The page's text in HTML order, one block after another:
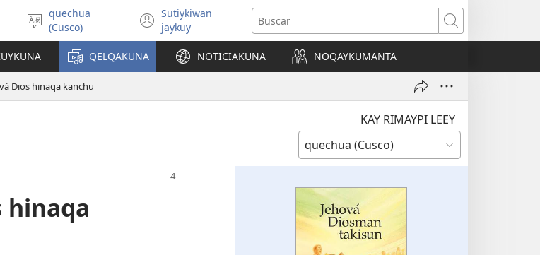
Simita
akllay
quechua
(Cusco)
Sutiykiwan
jaykuy(abre
una
nueva
ventana)
Buscar
QELQAKUNA NOTICIAKUNA NOQAYKUMANTA
Dios hinaqa kanchu
KAY RIMAYPI LEEY
hinaqa